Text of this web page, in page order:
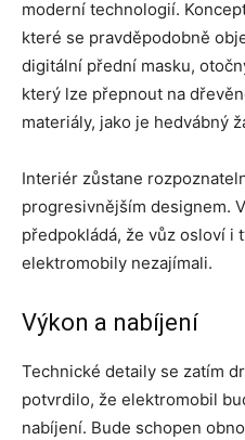
moderní technologií.
které se pravděpodobně
digitální přední masku,
který lze přepnout na
materiály, jako je hedvábný
Interiér zůstane
progresivnějším designem.
předpokládá, že vůz osloví i
elektromobily nezajímali.
Výkon a nabíjení
Technické detaily se zatím
potvrdilo, že elektromobil
nabíjení. Bude schopen